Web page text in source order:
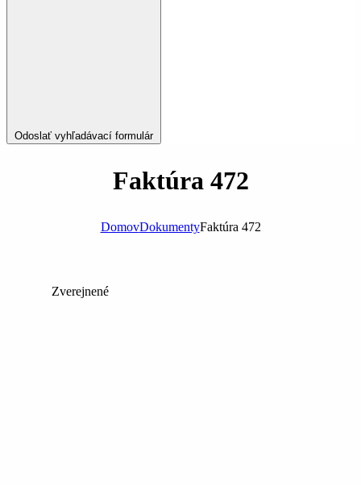
Odoslať vyhľadávací formulár
Faktúra 472
DomovDokumentyFaktúra 472
Zverejnené